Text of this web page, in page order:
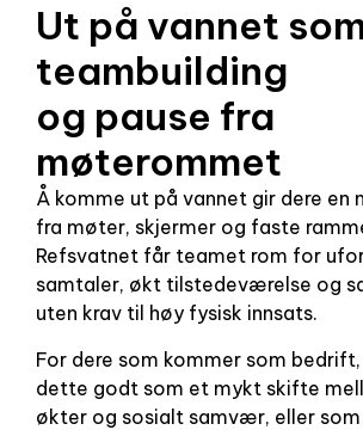
Ut på vannet
teambuilding
og pause fra
møterommet
Å komme ut på vannet gir dere en
fra møter, skjermer og faste
Refsvatnet får teamet rom for
samtaler, økt tilstedeværelse og
uten krav til høy fysisk innsats.
For dere som kommer som
dette godt som et mykt skifte
økter og sosialt samvær, eller som